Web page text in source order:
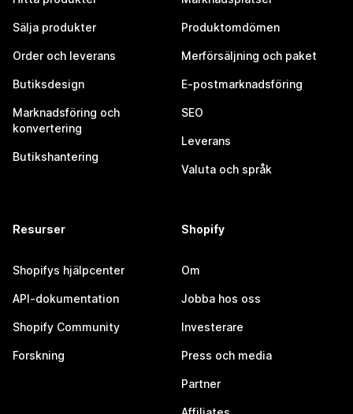
Sälja produkter
Order och leverans
Butiksdesign
Marknadsföring och
konvertering
Butikshantering
Produktomdömen
Merförsäljning och paket
E-postmarknadsföring
SEO
Leverans
Valuta och språk
Resurser
Shopifys hjälpcenter
API-dokumentation
Shopify Community
Forskning
Shopify
Om
Jobba hos oss
Investerare
Press och media
Partner